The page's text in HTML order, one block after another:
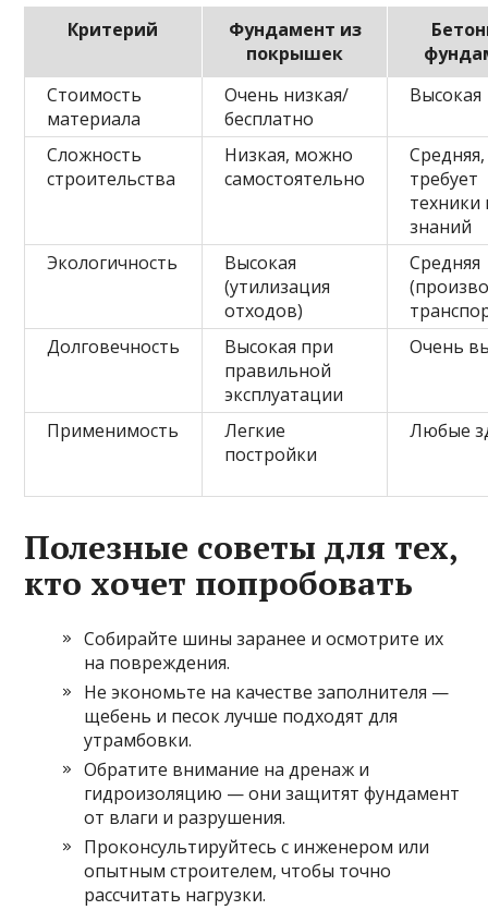
Критерий
Фундамент из
покрышек
Стоимость
материала
Очень низкая/
бесплатно
Высокая
Сложность
строительства
Низкая, можно
самостоятельно
Средняя,
требует
техники
знаний
Экологичность
Высокая
(утилизация
отходов)
Средняя
Долговечность
Высокая при
правильной
эксплуатации
Очень
Применимость
Легкие
постройки
Любые
Полезные советы для тех,
кто хочет попробовать
Собирайте шины заранее и осмотрите их
на повреждения.
Не экономьте на качестве заполнителя —
щебень и песок лучше подходят для
утрамбовки.
Обратите внимание на дренаж и
гидроизоляцию — они защитят фундамент
от влаги и разрушения.
Проконсультируйтесь с инженером или
опытным строителем, чтобы точно
рассчитать нагрузки.